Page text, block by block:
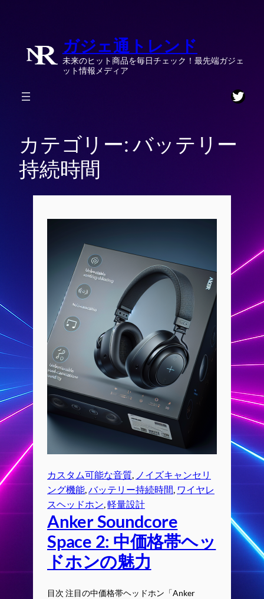
ガジェ通トレンド
未来のヒット商品を毎日チェック！最先端ガジェ
ット情報メディア
カテゴリー:バッテリー
持続時間
カスタム可能な音質, ノイズキャンセリ
ング機能, バッテリー持続時間, ワイヤレ
スヘッドホン, 軽量設計
Anker Soundcore
Space 2: 中価格帯ヘッ
ドホンの魅力
目次 注目の中価格帯ヘッドホン「Anker